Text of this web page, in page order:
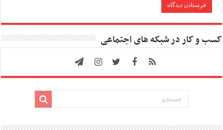
کسب و کار در شبکه های اجتماعی